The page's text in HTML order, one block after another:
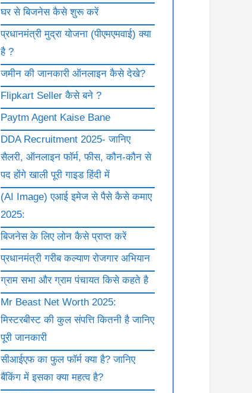
घर से बिजनेस कैसे शुरू करें
प्रधानमंत्री मुद्रा योजना (पीएमएमवाई) क्या
है ?
जमीन की जानकारी ऑनलाइन कैसे देखे?
Flipkart Seller कैसे बने ?
Paytm Agent Kaise Bane
DDA Recruitment 2025- जानिए
सैलरी, ऑनलाइन फॉर्म, फीस, कौन-कौन से
पद होंगे खाली पूरी गाइड हिंदी में
(AI Image) एआई इमेज से पैसे कैसे कमाए
2025:
बिजनेस के लिए लोन कैसे प्राप्त करें
प्रधानमंत्री गरीब कल्याण रोजगार अभियान
ग्राम सभा और ग्राम पंचायत किसे कहते है
Mr Beast Net Worth 2025:
मिस्टरबीस्ट की कुल संपत्ति कितनी है जानिए
पूरी जानकारी
सीआईएफ का फुल फॉर्म क्या है? जानिए
बैंकिंग में इसका क्या महत्व है?